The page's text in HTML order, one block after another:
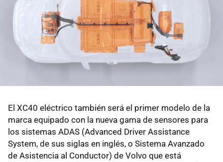
El XC40 eléctrico también será el primer modelo de la
marca equipado con la nueva gama de sensores para
los sistemas ADAS (Advanced Driver Assistance
System, de sus siglas en inglés, o Sistema Avanzado
de Asistencia al Conductor) de Volvo que está